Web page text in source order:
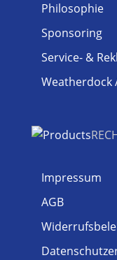
Philosophie
Sponsoring
Service- &
Weatherdock
Impressum
AGB